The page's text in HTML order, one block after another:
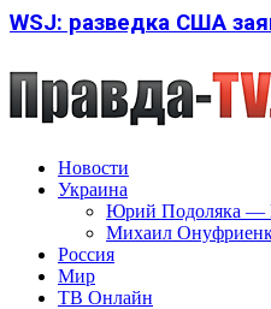
WSJ: разведка США
Новости
Украина
Юрий Подоляка
Михаил
Россия
Мир
ТВ Онлайн